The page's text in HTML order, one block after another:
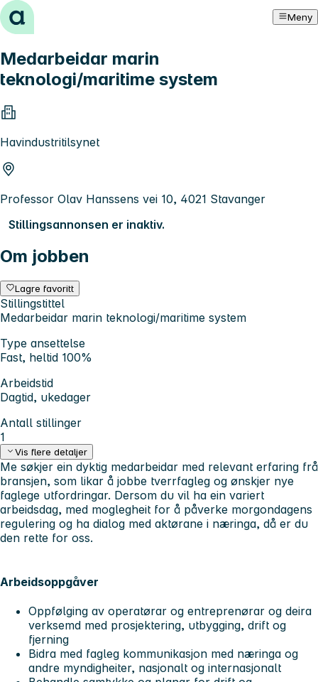
Hopp til innhold Meny
Medarbeidar marin
teknologi/maritime system
Havindustritilsynet
Professor Olav Hanssens vei 10, 4021 Stavanger
Stillingsannonsen er inaktiv.
Om jobben
Lagre favoritt
Stillingstittel
Medarbeidar marin teknologi/maritime system
Type ansettelse
Fast, heltid 100%
Arbeidstid
Dagtid, ukedager
Antall stillinger
1
Vis flere detaljer
Me søkjer ein dyktig medarbeidar med relevant erfaring frå
bransjen, som likar å jobbe tverrfagleg og ønskjer nye
faglege utfordringar. Dersom du vil ha ein variert
arbeidsdag, med moglegheit for å påverke morgondagens
regulering og ha dialog med aktørane i næringa, då er du
den rette for oss.
Arbeidsoppgåver
Oppfølging av operatørar og entreprenørar og deira
verksemd med prosjektering, utbygging, drift og
fjerning
Bidra med fagleg kommunikasjon med næringa og
andre myndigheiter, nasjonalt og internasjonalt